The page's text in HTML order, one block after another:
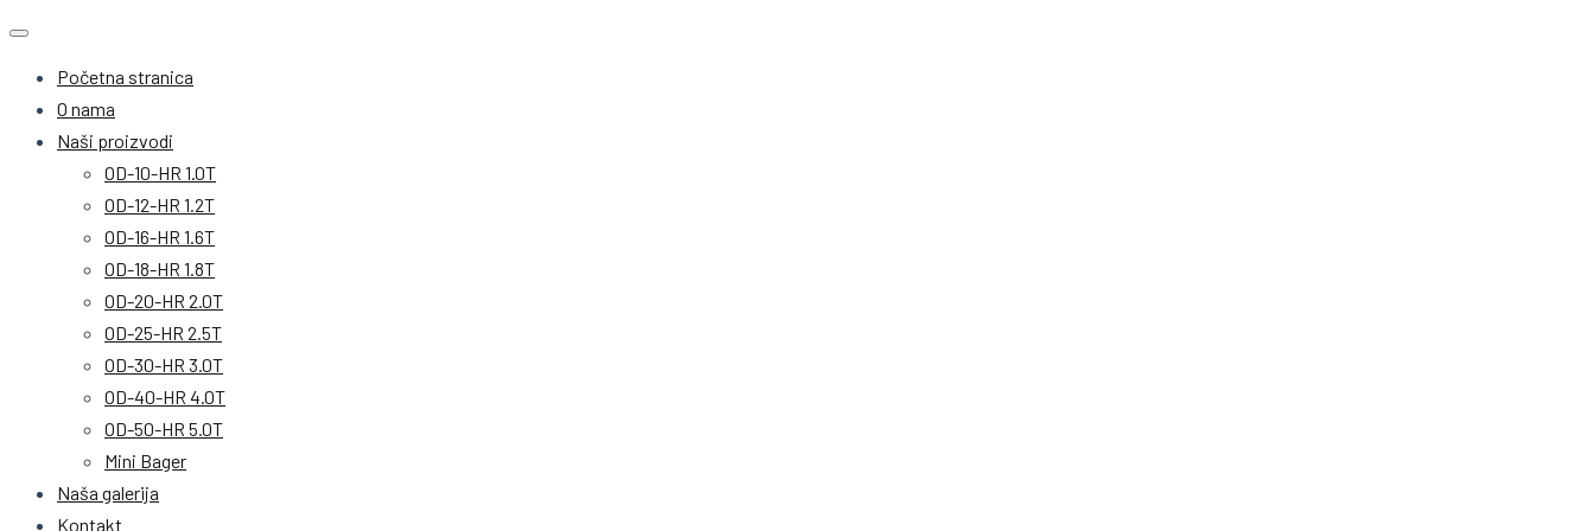
Početna stranica
O nama
Naši proizvodi
OD-10-HR 1.0T
OD-12-HR 1.2T
OD-16-HR 1.6T
OD-18-HR 1.8T
OD-20-HR 2.0T
OD-25-HR 2.5T
OD-30-HR 3.0T
OD-40-HR 4.0T
OD-50-HR 5.0T
Mini Bager
Naša galerija
Kontakt